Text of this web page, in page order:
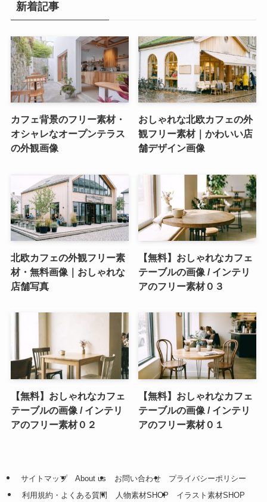
新着記事
カフェ背景のフリー素材・
オシャレなオープンテラス
の外観画像
おしゃれな北欧カフェの外
観フリー素材｜かわいい店
舗デザイン画像
北欧カフェの外観フリー素
材・無料画像｜おしゃれな
店舗写真
【無料】おしゃれなカフェ
テーブルの画像 / インテリ
アのフリー素材０３
【無料】おしゃれなカフェ
テーブルの画像 / インテリ
アのフリー素材０２
【無料】おしゃれなカフェ
テーブルの画像 / インテリ
アのフリー素材０１
サイトマップ About us お問い合わせ
プライバシーポリシー
利用規約・よくある質問
人物素材SHOP イラスト素材SHOP